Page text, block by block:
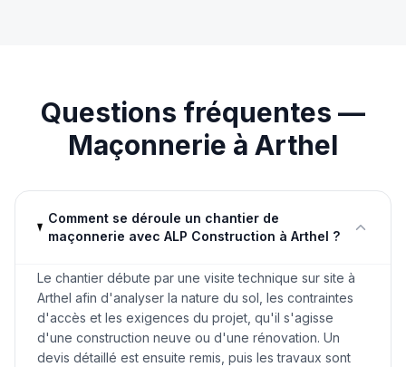
Questions fréquentes —
Maçonnerie à Arthel
Comment se déroule un chantier de
maçonnerie avec ALP Construction à Arthel ?
Le chantier débute par une visite technique sur site à
Arthel afin d'analyser la nature du sol, les contraintes
d'accès et les exigences du projet, qu'il s'agisse
d'une construction neuve ou d'une rénovation. Un
devis détaillé est ensuite remis, puis les travaux sont